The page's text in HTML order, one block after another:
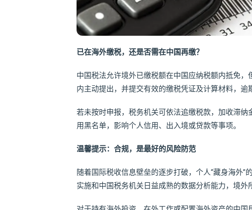
已在海外缴税，还是否需在中国再缴？
中国税法允许境外已缴税额在中国应纳税额内抵免
内主动提出，并提交有效的缴税凭证及计算材料，逾
若未按时申报，税务机关可依法追缴税款，加收滞
用黑名单，影响个人信用、出入境或贷款等事项。
温馨提示：合规，是最好的风险防范
随着国际税收信息壁垒的逐步打破，个人“藏身海外”
实施和中国税务机关日益成熟的数据分析能力，境外